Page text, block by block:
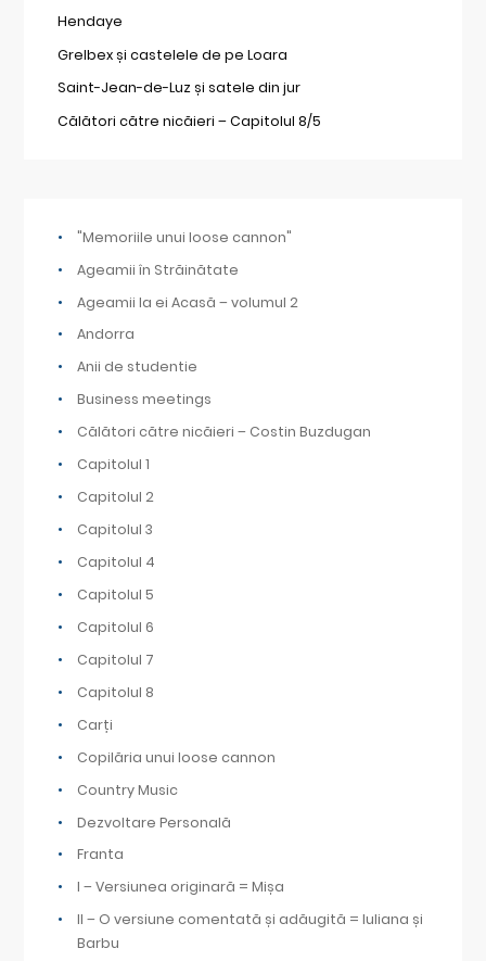
Hendaye
Grelbex și castelele de pe Loara
Saint-Jean-de-Luz și satele din jur
Călători către nicăieri – Capitolul 8/5
"Memoriile unui loose cannon"
Ageamii în Străinătate
Ageamii la ei Acasă – volumul 2
Andorra
Anii de studentie
Business meetings
Călători către nicăieri – Costin Buzdugan
Capitolul 1
Capitolul 2
Capitolul 3
Capitolul 4
Capitolul 5
Capitolul 6
Capitolul 7
Capitolul 8
Carți
Copilăria unui loose cannon
Country Music
Dezvoltare Personală
Franta
I – Versiunea originară = Mișa
II – O versiune comentată și adăugită = Iuliana și
Barbu